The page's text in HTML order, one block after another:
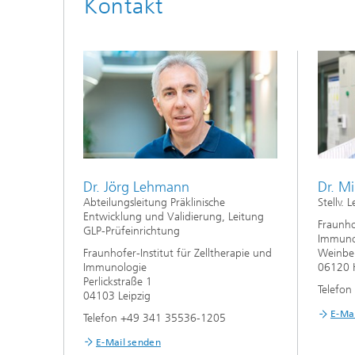
Kontakt
Dr. Jörg Lehmann
Abteilungsleitung Präklinische
Entwicklung und Validierung, Leitung
GLP-Prüfeinrichtung
Fraunhofer-Institut für Zelltherapie und
Immunologie
Perlickstraße 1
04103 Leipzig
Telefon +49 341 35536-1205
E-Mail senden
Dr.
Stellv.
06120
E-